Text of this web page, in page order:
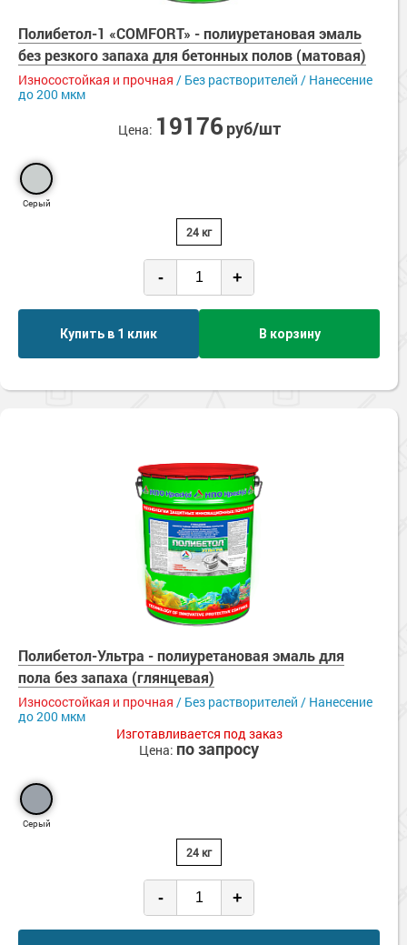
Полибетол-1 «COMFORT» - полиуретановая эмаль
без резкого запаха для бетонных полов (матовая)
Износостойкая и прочная / Без растворителей / Нанесение
до 200 мкм
Цена: 19176 руб/шт
Серый
24 кг
- +
Купить в 1 клик В корзину
Полибетол-Ультра - полиуретановая эмаль для
пола без запаха (глянцевая)
Износостойкая и прочная / Без растворителей / Нанесение
до 200 мкм
Изготавливается под заказ
Цена: по запросу
Серый
24 кг
- +